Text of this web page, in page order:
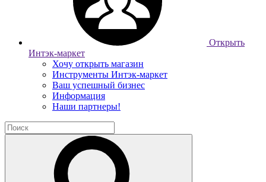
Открыть
Интэк-маркет
Хочу открыть магазин
Инструменты Интэк-маркет
Ваш успешный бизнес
Информация
Наши партнеры!